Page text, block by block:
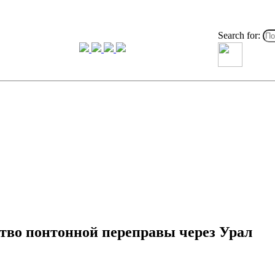
Search for:
понтонной переправы через Урал